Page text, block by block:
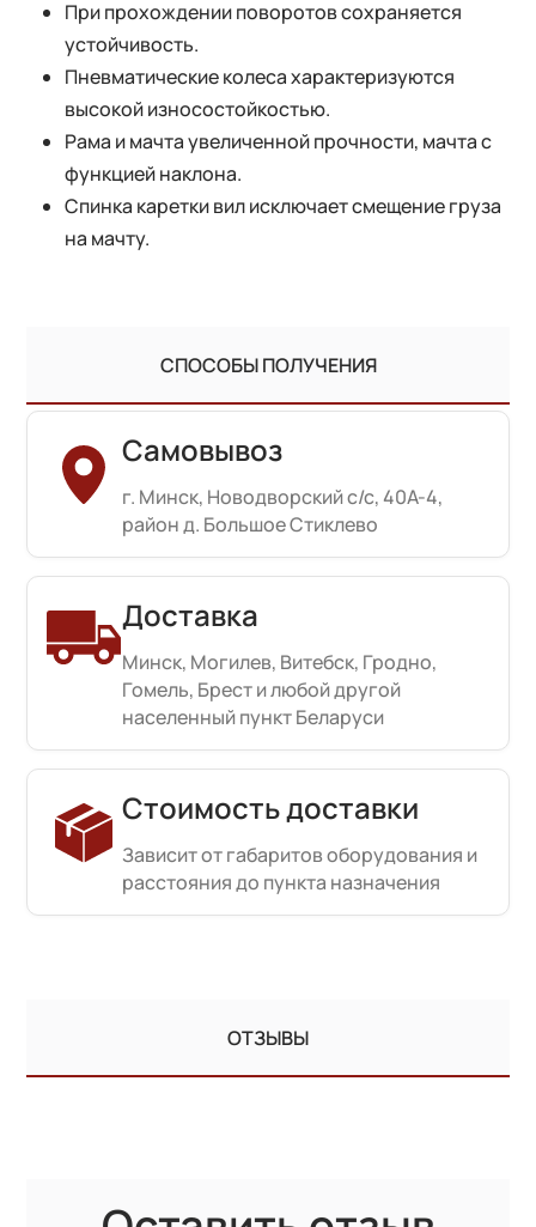
При прохождении поворотов сохраняется
устойчивость.
Пневматические колеса характеризуются
высокой износостойкостью.
Рама и мачта увеличенной прочности, мачта с
функцией наклона.
Спинка каретки вил исключает смещение груза
на мачту.
СПОСОБЫ ПОЛУЧЕНИЯ
Самовывоз
г. Минск, Новодворский с/с, 40А-4,
район д. Большое Стиклево
Доставка
Минск, Могилев, Витебск, Гродно,
Гомель, Брест и любой другой
населенный пункт Беларуси
Стоимость доставки
Зависит от габаритов оборудования и
расстояния до пункта назначения
ОТЗЫВЫ